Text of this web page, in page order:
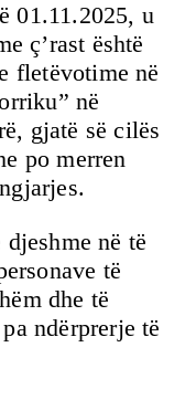
01.11.2025, u
ç’rast është
fletëvotime në
në
gjatë së cilës
po merren
në të
të
dhe të
ndërprerje të